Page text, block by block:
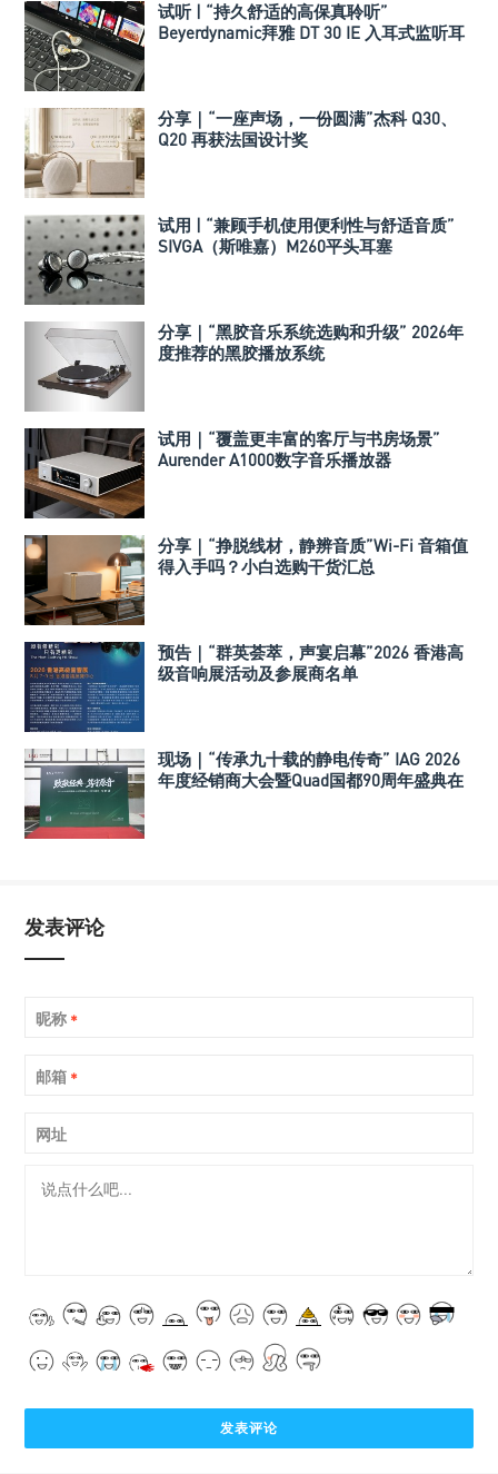
试听 | “持久舒适的高保真聆听”
Beyerdynamic拜雅 DT 30 IE 入耳式监听耳
分享｜“一座声场，一份圆满”杰科 Q30、
Q20 再获法国设计奖
试用 | “兼顾手机使用便利性与舒适音质”
SIVGA（斯唯嘉）M260平头耳塞
分享｜“黑胶音乐系统选购和升级” 2026年
度推荐的黑胶播放系统
试用｜“覆盖更丰富的客厅与书房场景”
Aurender A1000数字音乐播放器
分享｜“挣脱线材，静辨音质”Wi-Fi 音箱值
得入手吗？小白选购干货汇总
预告｜“群英荟萃，声宴启幕”2026 香港高
级音响展活动及参展商名单
现场｜“传承九十载的静电传奇” IAG 2026
年度经销商大会暨Quad国都90周年盛典在
发表评论
昵称 *
邮箱 *
网址